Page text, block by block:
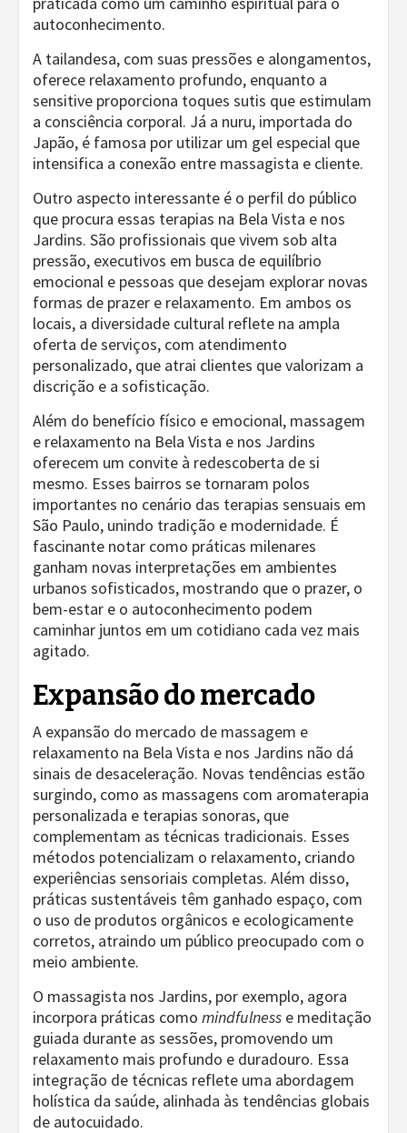
autoconhecimento.
A tailandesa, com suas pressões e alongamentos,
oferece relaxamento profundo, enquanto a
sensitive proporciona toques sutis que estimulam
a consciência corporal. Já a nuru, importada do
Japão, é famosa por utilizar um gel especial que
intensifica a conexão entre massagista e cliente.
Outro aspecto interessante é o perfil do público
que procura essas terapias na Bela Vista e nos
Jardins. São profissionais que vivem sob alta
pressão, executivos em busca de equilíbrio
emocional e pessoas que desejam explorar novas
formas de prazer e relaxamento. Em ambos os
locais, a diversidade cultural reflete na ampla
oferta de serviços, com atendimento
personalizado, que atrai clientes que valorizam a
discrição e a sofisticação.
Além do benefício físico e emocional, massagem
e relaxamento na Bela Vista e nos Jardins
oferecem um convite à redescoberta de si
mesmo. Esses bairros se tornaram polos
importantes no cenário das terapias sensuais em
São Paulo, unindo tradição e modernidade. É
fascinante notar como práticas milenares
ganham novas interpretações em ambientes
urbanos sofisticados, mostrando que o prazer, o
bem-estar e o autoconhecimento podem
caminhar juntos em um cotidiano cada vez mais
agitado.
Expansão do mercado
A expansão do mercado de massagem e
relaxamento na Bela Vista e nos Jardins não dá
sinais de desaceleração. Novas tendências estão
surgindo, como as massagens com aromaterapia
personalizada e terapias sonoras, que
complementam as técnicas tradicionais. Esses
métodos potencializam o relaxamento, criando
experiências sensoriais completas. Além disso,
práticas sustentáveis têm ganhado espaço, com
o uso de produtos orgânicos e ecologicamente
corretos, atraindo um público preocupado com o
meio ambiente.
O massagista nos Jardins, por exemplo, agora
incorpora práticas como mindfulness e meditação
guiada durante as sessões, promovendo um
relaxamento mais profundo e duradouro. Essa
integração de técnicas reflete uma abordagem
holística da saúde, alinhada às tendências globais
de autocuidado.